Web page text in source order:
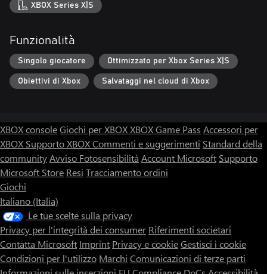
XBOX Series X|S
Funzionalità
Singolo giocatore Ottimizzato per Xbox Series X|S
Obiettivi di Xbox Salvataggi nel cloud di Xbox
XBOX consoleGiochi per XBOXXBOX Game Pass Accessori per
XBOX Supporto XBOXCommenti e suggerimenti Standard della
communityAvviso Fotosensibilità Account Microsoft Supporto
Microsoft Store Resi Tracciamento ordini
Giochi
Italiano (Italia)
Le tue scelte sulla privacy
Privacy per l'integrità dei consumer Riferimenti societari
Contatta Microsoft Imprint Privacy e cookieGestisci i cookie
Condizioni per l'utilizzo Marchi Comunicazioni di terze parti